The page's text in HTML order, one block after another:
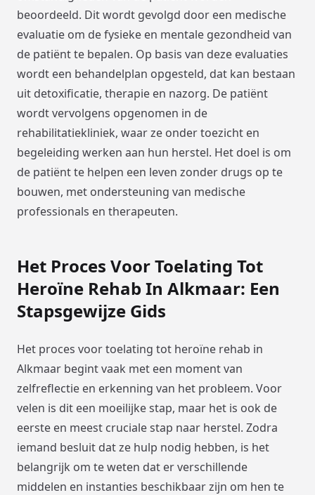
beoordeeld. Dit wordt gevolgd door een medische
evaluatie om de fysieke en mentale gezondheid van
de patiënt te bepalen. Op basis van deze evaluaties
wordt een behandelplan opgesteld, dat kan bestaan
uit detoxificatie, therapie en nazorg. De patiënt
wordt vervolgens opgenomen in de
rehabilitatiekliniek, waar ze onder toezicht en
begeleiding werken aan hun herstel. Het doel is om
de patiënt te helpen een leven zonder drugs op te
bouwen, met ondersteuning van medische
professionals en therapeuten.
Het Proces Voor Toelating Tot
Heroïne Rehab In Alkmaar: Een
Stapsgewijze Gids
Het proces voor toelating tot heroïne rehab in
Alkmaar begint vaak met een moment van
zelfreflectie en erkenning van het probleem. Voor
velen is dit een moeilijke stap, maar het is ook de
eerste en meest cruciale stap naar herstel. Zodra
iemand besluit dat ze hulp nodig hebben, is het
belangrijk om te weten dat er verschillende
middelen en instanties beschikbaar zijn om hen te